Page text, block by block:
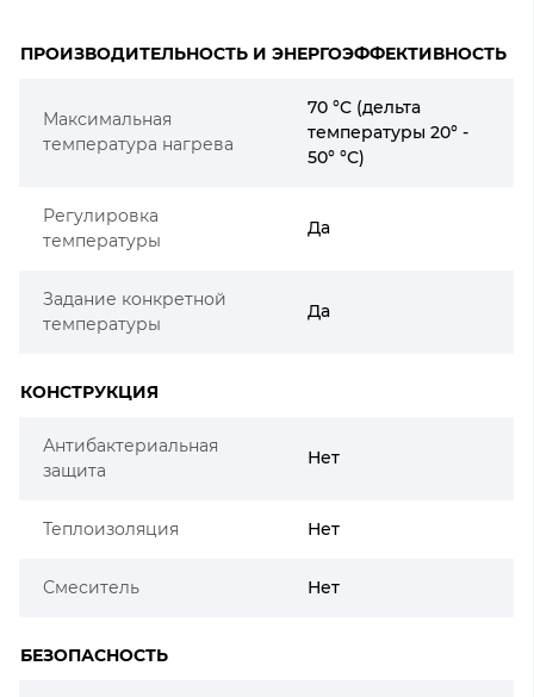
ПРОИЗВОДИТЕЛЬНОСТЬ И ЭНЕРГОЭФФЕКТИВНОСТЬ
Максимальная
температура нагрева
70 °C (дельта
температуры 20° -
50° °С)
Регулировка
температуры
Да
Задание конкретной
температуры
Да
КОНСТРУКЦИЯ
Антибактериальная
защита
Нет
Теплоизоляция Нет
Смеситель Нет
БЕЗОПАСНОСТЬ